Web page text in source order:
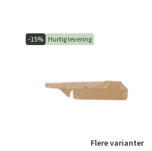
-15% Hurtig levering
Flere varianter